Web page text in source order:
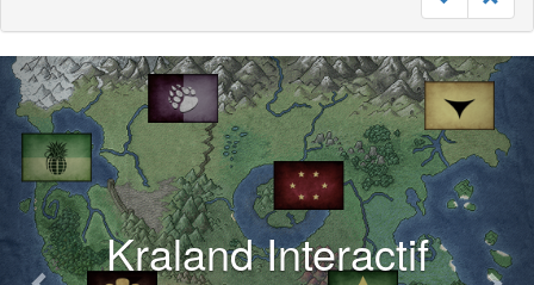
Kraland Interactif
Previous